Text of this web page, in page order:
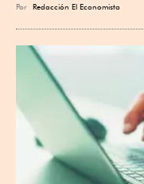
Por Redacción El Economista